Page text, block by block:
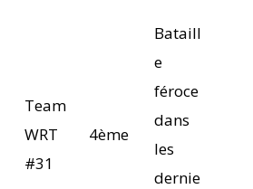
Team
WRT
#31
4ème
Bataill
e
féroce
dans
les
dernie